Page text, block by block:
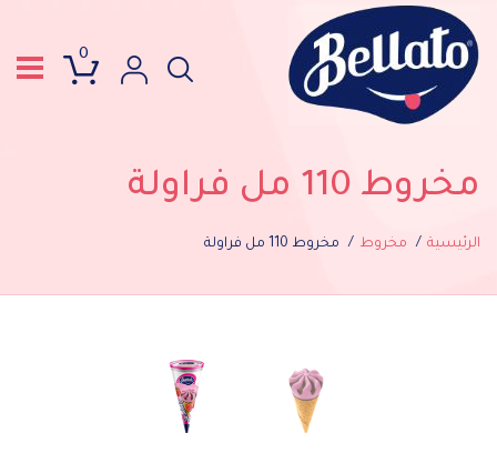
0
مخروط 110 مل فراولة
الرئيسية مخروط مخروط 110 مل فراولة